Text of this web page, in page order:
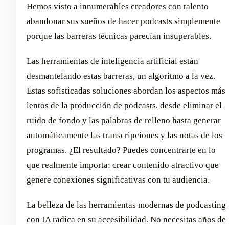
Hemos visto a innumerables creadores con talento
abandonar sus sueños de hacer podcasts simplemente
porque las barreras técnicas parecían insuperables.
Las herramientas de inteligencia artificial están
desmantelando estas barreras, un algoritmo a la vez.
Estas sofisticadas soluciones abordan los aspectos más
lentos de la producción de podcasts, desde eliminar el
ruido de fondo y las palabras de relleno hasta generar
automáticamente las transcripciones y las notas de los
programas. ¿El resultado? Puedes concentrarte en lo
que realmente importa: crear contenido atractivo que
genere conexiones significativas con tu audiencia.
La belleza de las herramientas modernas de podcasting
con IA radica en su accesibilidad. No necesitas años de